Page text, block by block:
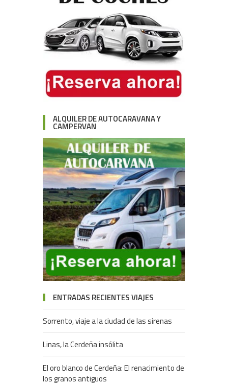
ALQUILER DE AUTOCARAVANA Y
CAMPERVAN
ENTRADAS RECIENTES VIAJES
Sorrento, viaje a la ciudad de las sirenas
Linas, la Cerdeña insólita
El oro blanco de Cerdeña: El renacimiento de
los granos antiguos